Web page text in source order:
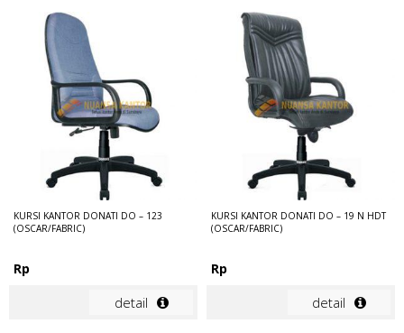
KURSI KANTOR DONATI DO – 123
(OSCAR/FABRIC)
Rp
detail
KURSI KANTOR DONATI DO – 19 N HDT
(OSCAR/FABRIC)
Rp
detail